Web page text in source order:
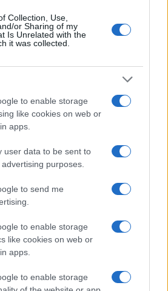
Collection, Use,
or Sharing of my
Is Unrelated with the
it was collected.
to enable storage
like cookies on web or
apps.
user data to be sent to
purposes.
to send me
to enable storage
like cookies on web or
apps.
to enable storage
εκπτώσεις
Πόσο θα
Προσοχή στις
21/07/2026 -
Κυριακές που θα
παράγοντες
κερδίσουν οι